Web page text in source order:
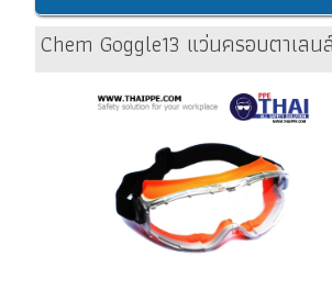
Chem Goggle13 แว่นครอบตาเลน